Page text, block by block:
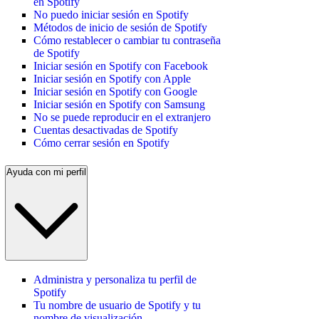
No puedo iniciar sesión en Spotify
Métodos de inicio de sesión de Spotify
Cómo restablecer o cambiar tu contraseña
de Spotify
Iniciar sesión en Spotify con Facebook
Iniciar sesión en Spotify con Apple
Iniciar sesión en Spotify con Google
Iniciar sesión en Spotify con Samsung
No se puede reproducir en el extranjero
Cuentas desactivadas de Spotify
Cómo cerrar sesión en Spotify
Ayuda con mi perfil
Administra y personaliza tu perfil de
Spotify
Tu nombre de usuario de Spotify y tu